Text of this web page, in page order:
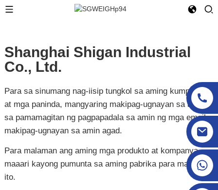
sgcheckweigher@gmail.com
Shanghai Shigan Industrial
Co., Ltd.
Para sa sinumang nag-iisip tungkol sa aming kumpanya
at mga paninda, mangyaring makipag-ugnayan sa amin
sa pamamagitan ng pagpapadala sa amin ng mga email o
makipag-ugnayan sa amin agad.
Para malaman ang aming mga produkto at kompanya,
maaari kayong pumunta sa aming pabrika para malaman
ito.